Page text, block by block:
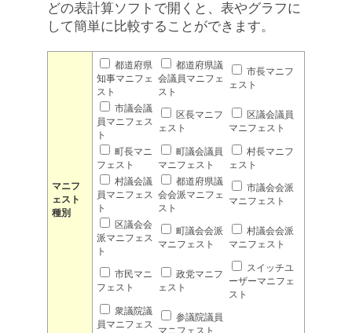
どの表計算ソフトで開くと、表やグラフに
して簡単に比較することができます。
マニフ
ェスト
種別
都道府県
知事マニフェ
スト
都道府県議
会議員マニフェ
スト
市長マニフ
ェスト
市議会議
員マニフェス
ト
区長マニフ
ェスト
区議会議員
マニフェスト
町長マニ
フェスト
町議会議員
マニフェスト
村長マニフ
ェスト
村議会議
員マニフェス
ト
都道府県議
会会派マニフェ
スト
市議会会派
マニフェスト
区議会会
派マニフェス
ト
町議会会派
マニフェスト
村議会会派
マニフェスト
市民マニ
フェスト
政党マニフ
ェスト
スイッチユ
ーザーマニフェ
スト
衆議院議
員マニフェス
参議院議員
マニフェスト